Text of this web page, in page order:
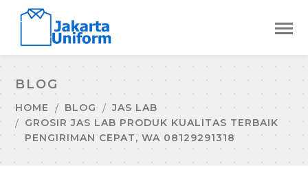
BLOG
HOME BLOG
JAS LAB
GROSIR JAS LAB PRODUK KUALITAS TERBAIK
PENGIRIMAN CEPAT, WA 08129291318